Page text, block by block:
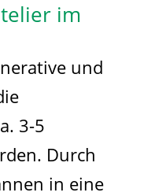
im
und
3-5
Durch
in eine